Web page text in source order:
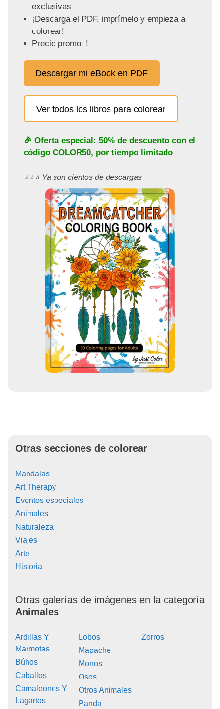
exclusivas
¡Descarga el PDF, imprímelo y empieza a
colorear!
Precio promo: !
Descargar mi eBook en PDF
Ver todos los libros para colorear
🎉 Oferta especial: 50% de descuento con el
código COLOR50, por tiempo limitado
⭐️⭐️⭐️ Ya son cientos de descargas
Otras secciones de colorear
Mandalas
Art Therapy
Eventos especiales
Animales
Naturaleza
Viajes
Arte
Historia
Otras galerías de imágenes en la categoría
Animales
Ardillas Y
Marmotas
Búhos
Caballos
Camaleones Y
Lagartos
Lobos
Mapache
Monos
Osos
Otros Animales
Panda
Zorros